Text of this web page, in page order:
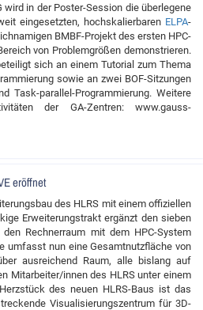
wird in der Poster-Session die überlegene
eingesetzten, hochskalierbaren ELPA-
BMBF-Projekt des ersten HPC-
von Problemgrößen demonstrieren.
sich an einem Tutorial zum Thema
sowie an zwei BOF-Sitzungen
Task-parallel-Programmierung. Weitere
der GA-Zentren: www.gauss-
eröffnet
des HLRS mit einem offiziellen
Erweiterungstrakt ergänzt den sieben
Rechnerraum mit dem HPC-System
umfasst nun eine Gesamtnutzfläche von
ausreichend Raum, alle bislang auf
Mitarbeiter/innen des HLRS unter einem
des neuen HLRS-Baus ist das
Visualisierungszentrum für 3D-